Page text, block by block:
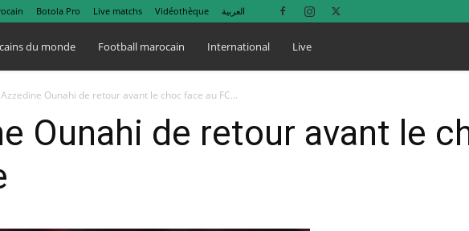
Botola Pro Live matchs Vidéothèque العربية
du monde Football marocain International Live
Ounahi de retour avant le choc face au FC...
Ounahi de retour avant le